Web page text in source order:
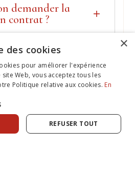
demander la
contrat ?
Il faut en principe avoir
partie sans succès.
une clause
automatiquement en cas
défini, ce qui
×
des cookies
pour améliorer l'expérience
Web, vous acceptez tous les
Politique relative aux cookies. En
REFUSER TOUT